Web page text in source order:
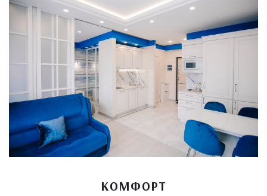
КОМФОРТ